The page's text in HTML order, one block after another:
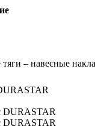
– навесные
DURASTAR
DURASTAR